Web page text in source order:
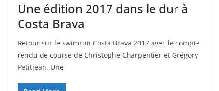
Une édition 2017 dans le dur à
Costa Brava
Retour sur le swimrun Costa Brava 2017 avec le compte
rendu de course de Christophe Charpentier et Grégory
Petitjean. Une